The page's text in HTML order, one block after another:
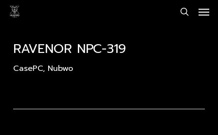
Skip
contentRAVENOR NPC-319
CasePC, Nubwo